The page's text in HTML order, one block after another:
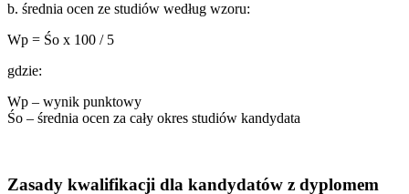
b. średnia ocen ze studiów według wzoru:
Wp = Śo x 100 / 5
gdzie:
Wp – wynik punktowy
Śo – średnia ocen za cały okres studiów kandydata
Zasady kwalifikacji dla kandydatów z dyplomem